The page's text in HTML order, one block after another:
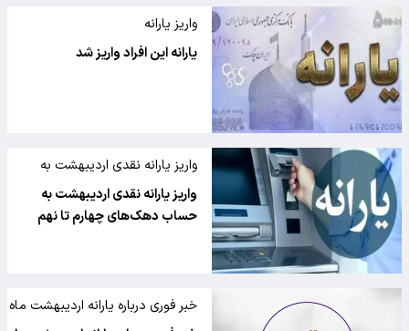
واریز یارانه
یارانه این افراد واریز شد
واریز یارانه نقدی اردیبهشت به
حساب خانوار
واریز یارانه نقدی اردیبهشت به
حساب دهک‌های چهارم تا نهم
خبر فوری درباره یارانه اردیبهشت ماه